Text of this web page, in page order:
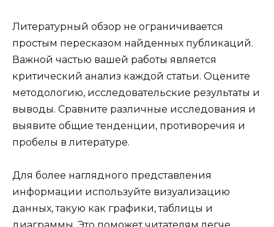
Литературный обзор не ограничивается
простым пересказом найденных публикаций.
Важной частью вашей работы является
критический анализ каждой статьи. Оцените
методологию, исследовательские результаты и
выводы. Сравните различные исследования и
выявите общие тенденции, противоречия и
пробелы в литературе.
Для более наглядного представления
информации используйте визуализацию
данных, такую как графики, таблицы и